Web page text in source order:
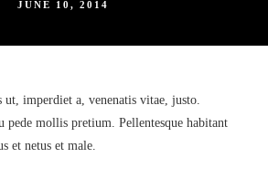
JUNE 10, 2014
imperdiet a, venenatis vitae, justo.
mollis pretium. Pellentesque habitant
et netus et male.